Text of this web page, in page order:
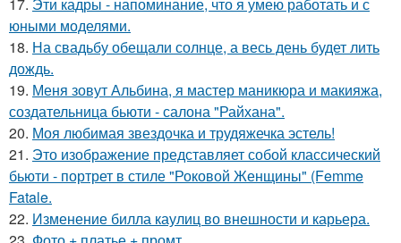
17. Эти кадры - напоминание, что я умею работать и с
юными моделями.
18. На свадьбу обещали солнце, а весь день будет лить
дождь.
19. Меня зовут Альбина, я мастер маникюра и макияжа,
создательница бьюти - салона "Райхана".
20. Моя любимая звездочка и трудяжечка эстель!
21. Это изображение представляет собой классический
бьюти - портрет в стиле "Роковой Женщины" (Femme
Fatale.
22. Изменение билла каулиц во внешности и карьера.